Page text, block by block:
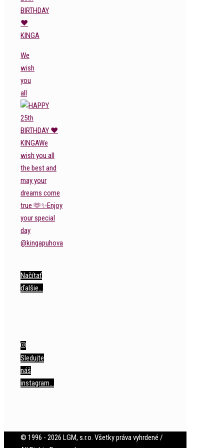
BIRTHDAY
❤️
KINGA
We
wish
you
all
Načítať
ďalšie…
Sledujte
náš
instagram…
© 1996 - 2026 LGM, s.r.o. Všetky práva vyhrdené /